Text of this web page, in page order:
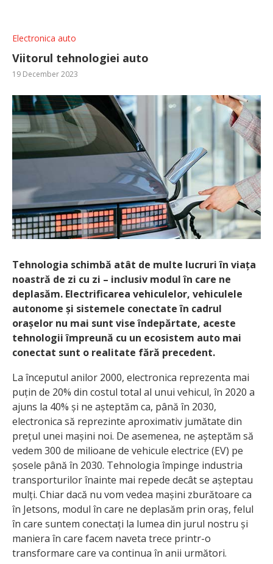
Electronica auto
Viitorul tehnologiei auto
19 December 2023
Tehnologia schimbă atât de multe lucruri în viața
noastră de zi cu zi – inclusiv modul în care ne
deplasăm. Electrificarea vehiculelor, vehiculele
autonome și sistemele conectate în cadrul
orașelor nu mai sunt vise îndepărtate, aceste
tehnologii împreună cu un ecosistem auto mai
conectat sunt o realitate fără precedent.
La începutul anilor 2000, electronica reprezenta mai
puțin de 20% din costul total al unui vehicul, în 2020 a
ajuns la 40% și ne așteptăm ca, până în 2030,
electronica să reprezinte aproximativ jumătate din
prețul unei mașini noi. De asemenea, ne așteptăm să
vedem 300 de milioane de vehicule electrice (EV) pe
șosele până în 2030. Tehnologia împinge industria
transporturilor înainte mai repede decât se așteptau
mulți. Chiar dacă nu vom vedea mașini zburătoare ca
în Jetsons, modul în care ne deplasăm prin oraș, felul
în care suntem conectați la lumea din jurul nostru și
maniera în care facem naveta trece printr-o
transformare care va continua în anii următori.